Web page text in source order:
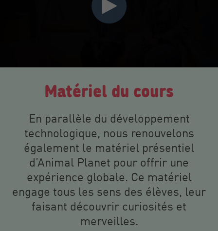
Matériel du cours
En parallèle du développement
technologique, nous renouvelons
également le matériel présentiel
d’Animal Planet pour offrir une
expérience globale. Ce matériel
engage tous les sens des élèves, leur
faisant découvrir curiosités et
merveilles.